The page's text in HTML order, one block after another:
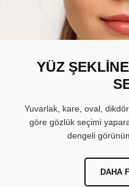
YÜZ
Yuvarlak, kare, oval,
göre gözlük seçimi
dengeli
DAHA